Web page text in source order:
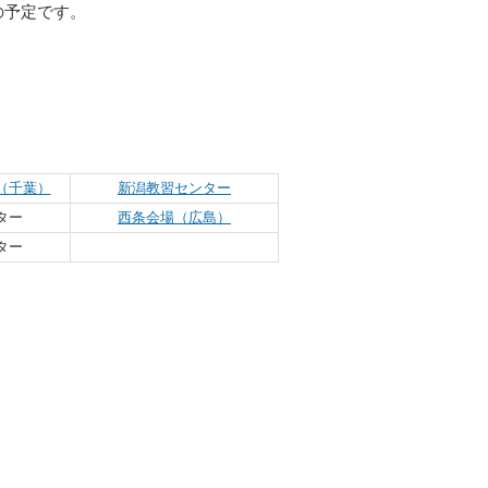
定です。
葉）
新潟教習センター
ー
西条会場（広島）
ー